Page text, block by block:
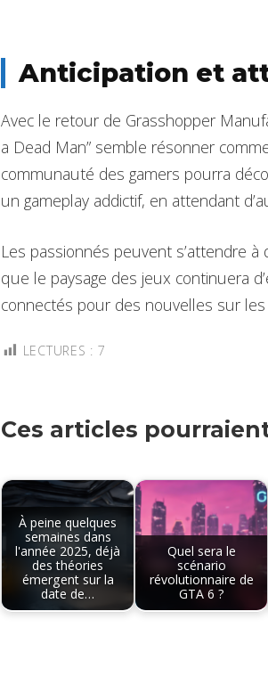
Anticipation et
Avec le retour de Grasshopper
a Dead Man” semble résonner
communauté des gamers pourra
un gameplay addictif, en attendant
Les passionnés peuvent s’attendre
que le paysage des jeux continuera
connectés pour des nouvelles sur
LECTURES : 7
Ces articles
À peine quelques
semaines dans
l'année 2025, déjà
des théories
émergent sur la
date de…
Quel sera le
scénario
révolutionnaire de
GTA 6 ?